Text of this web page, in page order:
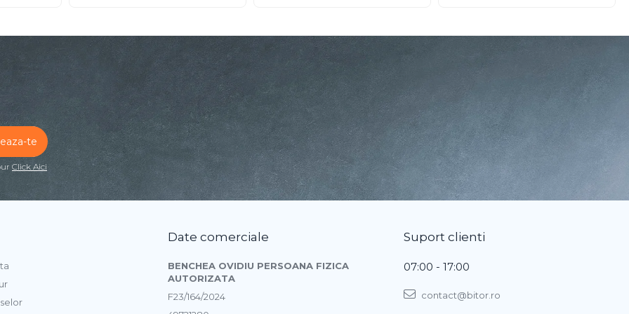
Click Aici
Date comerciale
BENCHEA OVIDIU PERSOANA FIZICA
AUTORIZATA
F23/164/2024
Suport clienti
07:00 - 17:00
contact@bitor.ro